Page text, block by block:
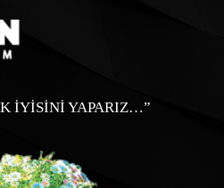
İYİSİNİ YAPARIZ…”